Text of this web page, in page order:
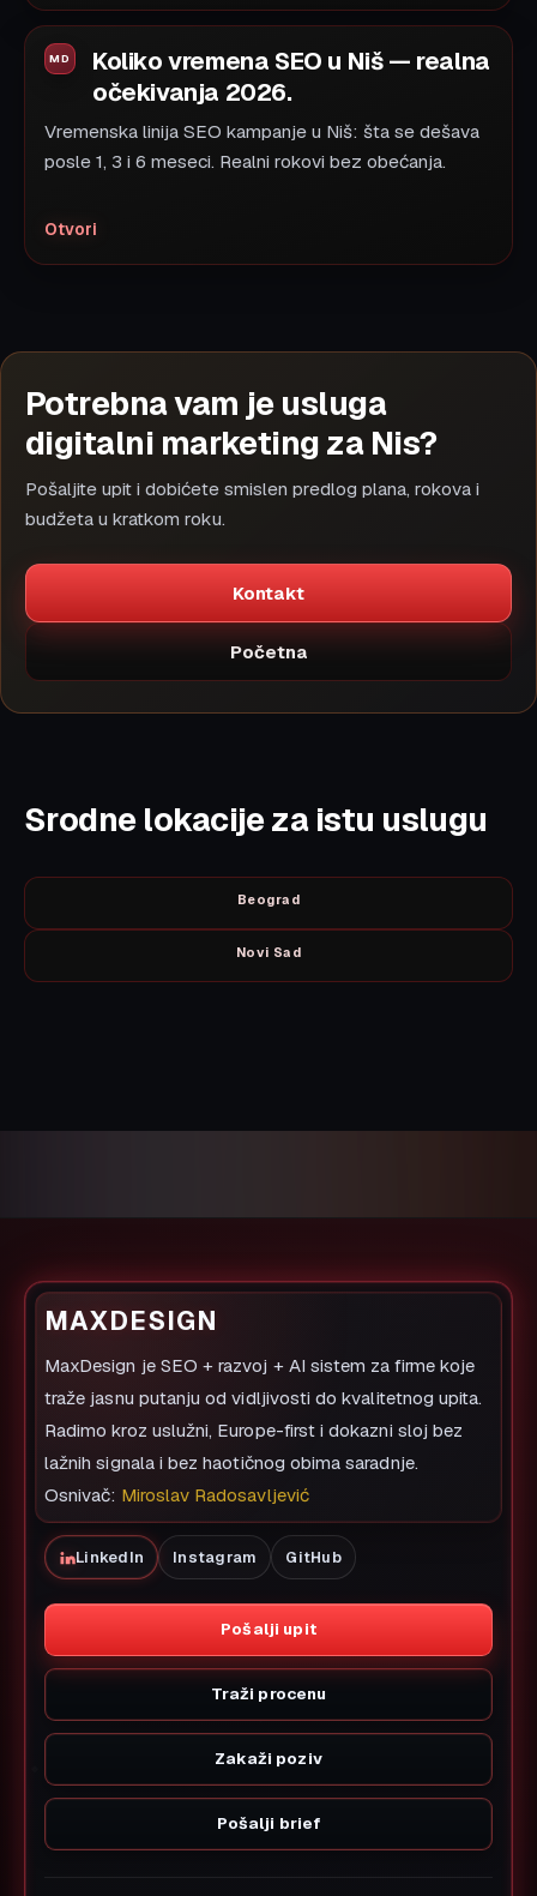
Koliko vremena SEO u Niš — realna
očekivanja 2026.
Vremenska linija SEO kampanje u Niš: šta se dešava
posle 1, 3 i 6 meseci. Realni rokovi bez obećanja.
Otvori
Potrebna vam je usluga
digitalni marketing za Nis?
Pošaljite upit i dobićete smislen predlog plana, rokova i
budžeta u kratkom roku.
Kontakt
Početna
Srodne lokacije za istu uslugu
Beograd
Novi Sad
MAXDESIGN
MaxDesign je SEO + razvoj + AI sistem za firme koje
traže jasnu putanju od vidljivosti do kvalitetnog upita.
Radimo kroz uslužni, Europe-first i dokazni sloj bez
lažnih signala i bez haotičnog obima saradnje.
Osnivač: Miroslav Radosavljević
LinkedIn Instagram GitHub
Pošalji upit
Traži procenu
Zakaži poziv
Pošalji brief